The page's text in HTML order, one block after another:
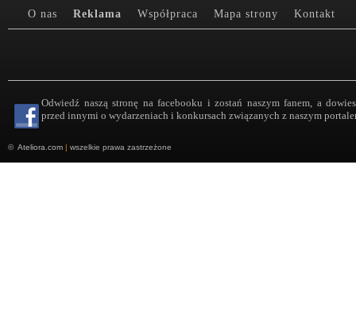
O nas Reklama Współpraca Mapa strony Kontakt
Odwiedź naszą stronę na facebooku i zostań naszym fanem, a
przed innymi o wydarzeniach i konkursach związanych z naszym
© Ateliora.com | wszelkie prawa zastrzeżone